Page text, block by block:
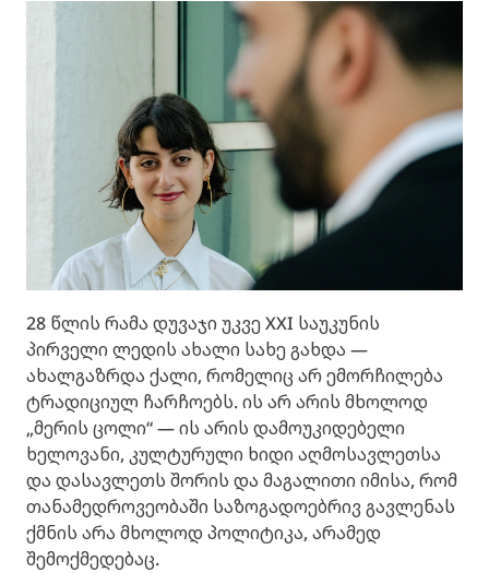
28 წლის რამა დუვაჯი უკვე XXI საუკუნის
პირველი ლედის ახალი სახე გახდა —
ახალგაზრდა ქალი, რომელიც არ ემორჩილება
ტრადიციულ ჩარჩოებს. ის არ არის მხოლოდ
„მერის ცოლი“ — ის არის დამოუკიდებელი
ხელოვანი, კულტურული ხიდი აღმოსავლეთსა
და დასავლეთს შორის და მაგალითი იმისა, რომ
თანამედროვეობაში საზოგადოებრივ გავლენას
ქმნის არა მხოლოდ პოლიტიკა, არამედ
შემოქმედებაც.